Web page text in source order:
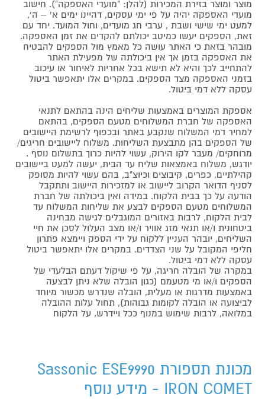
מוצר ומוצר בזירת המכירות (להלן: "מועדי האספקה"). חישוב
מועדי האספקה יהיה על פי ימי עסקים, דהיינו ימים א' – ה',
למעט ימי שישי ושבת , ערבי חג מועדים, וחול המועד. יחד עם
זאת, הספקים יעשו כמיטב יכולתם להקדים את זמן האספקה.
מובהר בזאת כי האתר עושה כל מאמץ מול הספקים להבטיח
את האספקה בזמן אך אין ביכולתה של מפעילת האתר
להתחייב לכך והיא לא תישא בכל אחריות לאיחור או עיכוב
בזמני האספקה מצד הספקים. במקרים אלו יתאפשר ביטול
עסקה ללא דמי ביטול.
אספקת המוצרים באמצעות שליחים הינה בהתאם לתנאי
האספקה של חברת המשלוחים מטעם הספקים, בהתאם
למחיר דמי המשלוח שנקבע באתר ובכפוף לרשימת היישובים
של הספקים בהן מתבצעת השליחות. משלוח ליישובים חריגים/
מרוחקים/ מעבר לקו הירוק, עשוי להיות כרוך בתשלום נוסף .
יודגש, משלוח באמצאות שליח עד הבית, יעשה למעט ביישובים
קהילתיים, כפרים, קיבוצים וכיוצ"ב, בהם עשוי להיות מסופק
לסניף הדואר הקרוב ליישוב או למזכירות היישוב ותתקבל
הודעה על כך בבית הלקוח. במידה ואין ביכולתה של חברת
המשלוחים מטעם הספקים לבצע את שליחות המשלוח עד
לבית הלקוח, לרבות באזורים המוגבלים לגישה מבחינה
ביטחונית ו/או תנאי מזג אוויר ו/או מצב העלול לסכן את חיי
השליחים, יובהר העניין ללקוח על ידי הספק ויימצא פתרון
חליפי המקובל על שני הצדדים. במקרים אלו יתאפשר ביטול
עסקה ללא דמי ביטול.
במקרה של הובלה חריגה, על פי שיקול דעתם הבלעדי של
הספקים ו/או מי מטעמם (כגון הובלה שלא ניתן לבצעה
באמצעות מדרגות או מעלית, הובלה שנדרש מכשור מיוחד
לביצועה או הובלה לקומות גבוהות), תחול עלות ההובלה
במלואה, לרבות שימוש במנוף ככל ויידרש, על הלקוח
מכונת תספורת Sassonic ESE9990
IRON COMET - מידע נוסף